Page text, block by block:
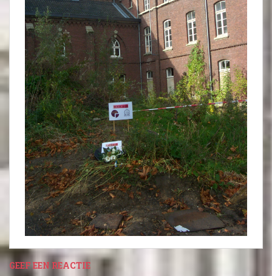
GEEF EEN REACTIE